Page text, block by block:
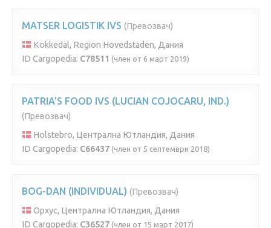
MATSER LOGISTIK IVS (Превозвач)
Kokkedal, Region Hovedstaden, Дания
ID Cargopedia: C78511 (член от 6 март 2019)
PATRIA'S FOOD IVS (LUCIAN COJOCARU, IND.)
(Превозвач)
Holstebro, Централна Ютландия, Дания
ID Cargopedia: C66437 (член от 5 септември 2018)
BOG-DAN (INDIVIDUAL) (Превозвач)
Орхус, Централна Ютландия, Дания
ID Cargopedia: C36527 (член от 15 март 2017)